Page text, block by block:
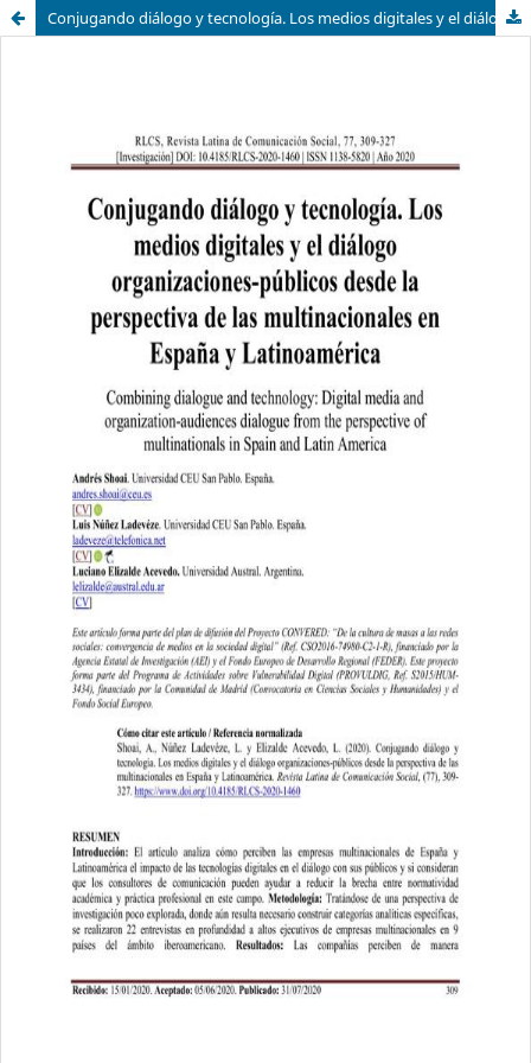
Conjugando diálogo y tecnología. Los medios digitales y el diálogo organizaciones-públicos desde la perspectiva de las multinacionales en España y Latinoamérica